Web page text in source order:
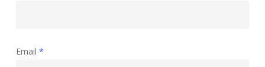
Email *